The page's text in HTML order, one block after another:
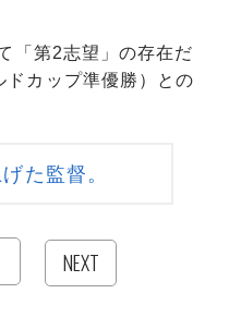
「第2志望」の存在だ
カップ準優勝）との
た監督。
NEXT